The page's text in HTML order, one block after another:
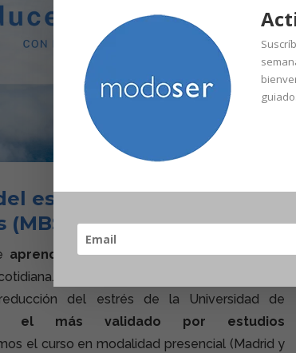
estrés basado en
(MBSR)
aprender a meditar, asentar la práctica y
del estrés de la Universidad de
y el más validado por estudios
el curso en modalidad presencial (Madrid y